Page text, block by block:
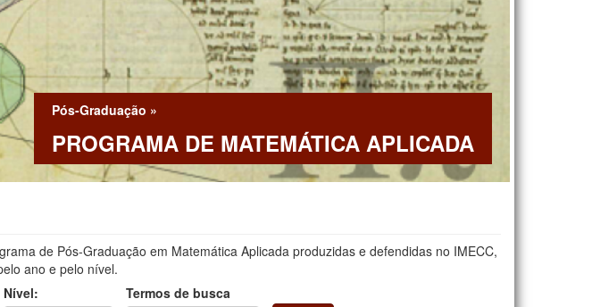
Pós-Graduação »
PROGRAMA DE MATEMÁTICA APLICADA
de Pós-Graduação em Matemática Aplicada produzidas e defendidas no IMECC,
ano e pelo nível.
Nível:
Termos de busca